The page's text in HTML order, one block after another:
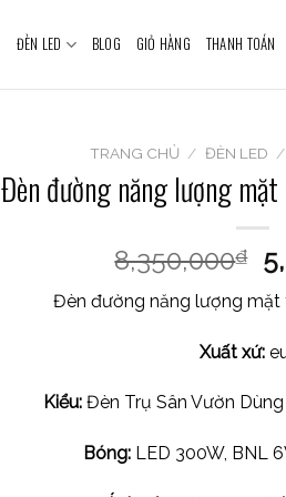
ĐÈN LED BLOG GIỎ HÀNG THANH TOÁN
TRANG CHỦ / ĐÈN LED /
Đèn đường năng lượng
8,350,000₫
Đèn đường năng lượng mặt
Xuất xứ:
Kiểu:Đèn Trụ Sân Vườn
Bóng: LED 300W, BNL